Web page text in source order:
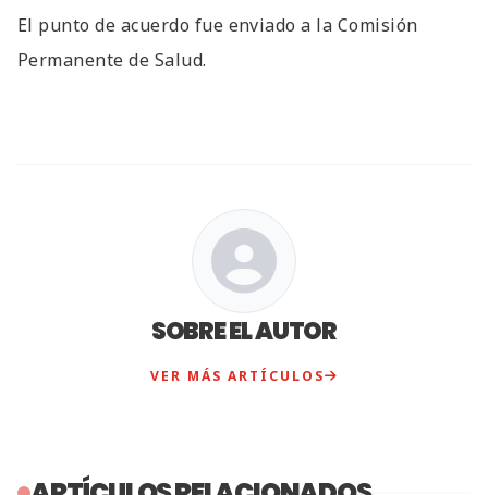
El punto de acuerdo fue enviado a la Comisión
Permanente de Salud.
SOBRE EL AUTOR
VER MÁS ARTÍCULOS